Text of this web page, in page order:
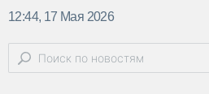
12:44, 17 Мая 2026